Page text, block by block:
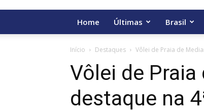
Home Últimas Brasil
Início Destaques Vôlei de Praia de
Vôlei de
destaque na